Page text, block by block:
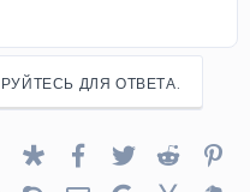
ДЛЯ ОТВЕТА.
Linked InDiasporaFacebook
TwitterReddit